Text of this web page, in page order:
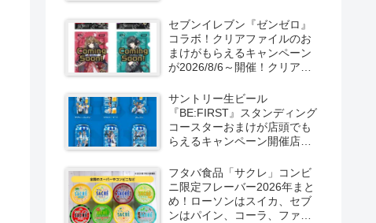
セブンイレブン『ゼンゼロ』
コラボ！クリアファイルのお
まけがもらえるキャンペーン
が2026/8/6～開催！クリアカ
売！
サントリー生ビール
『BE:FIRST』スタンディング
コースターおまけが店頭でも
らえるキャンペーン開催店は
定で6種類！見分け方！セブ
ン、ファミマ、ローソン、デ
イリーヤマザキ、ミニストッ
プなどで！クーラーバッグ
フタバ食品「サクレ」コンビ
ニ限定フレーバー2026年まと
め！ローソンはスイカ、セブ
ンはパイン、コーラ、ファミ